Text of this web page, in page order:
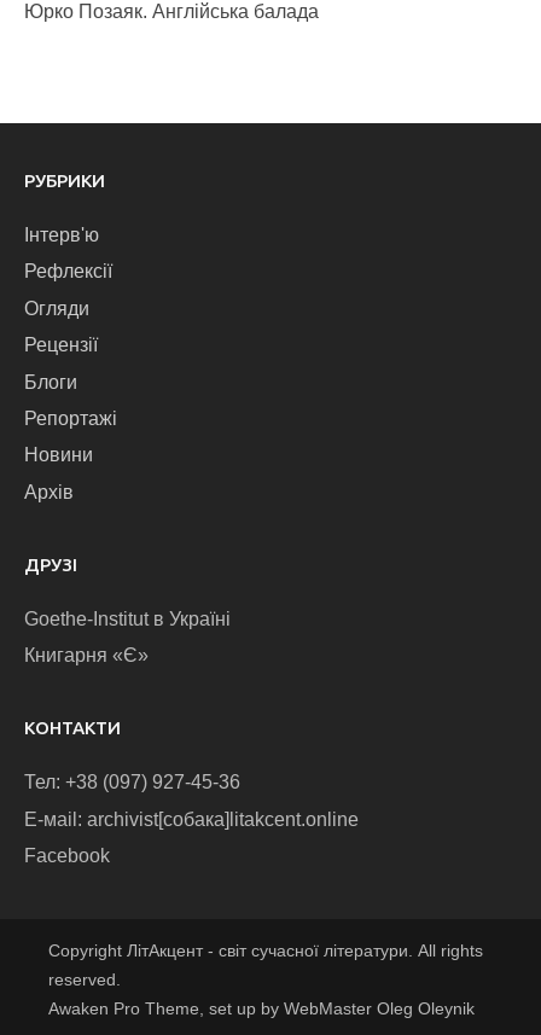
Юрко Позаяк. Англійська балада
РУБРИКИ
Інтерв'ю
Рефлексії
Огляди
Рецензії
Блоги
Репортажі
Новини
Архів
ДРУЗІ
Goethe-Institut в Україні
Книгарня «Є»
КОНТАКТИ
Тел: +38 (097) 927-45-36
E-маіl: archivist[собака]litakcent.online
Facebook
Copyright ЛітАкцент - світ сучасної літератури. All rights
reserved.
Awaken Pro Theme, set up by WebMaster Oleg Oleynik